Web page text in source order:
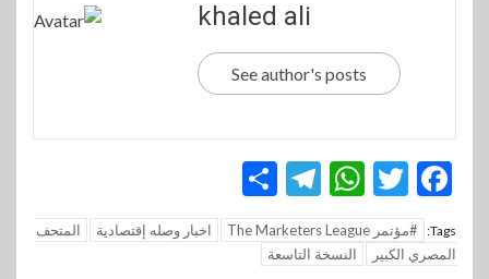
khaled ali
See author's posts
Facebook
Twitter
WhatsApp
Telegram
Tags: #مؤتمر The Marketers League اخبار وصله إقتصادية
المتحف
المصري الكبير
النسخة التاسعة